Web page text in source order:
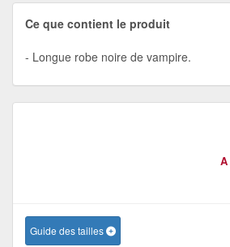
Ce que contient le produit
Longue robe noire de vampire.
Guide des tailles